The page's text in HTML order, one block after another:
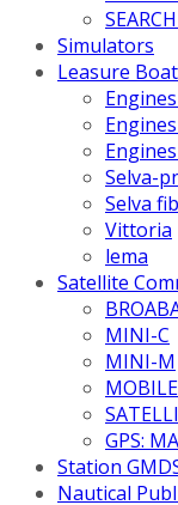
Simulators
Leasure
Selva-
Selva
Vittoria
lema
Satellite
MINI-C
MINI-M
GPS:
Station
Nautical